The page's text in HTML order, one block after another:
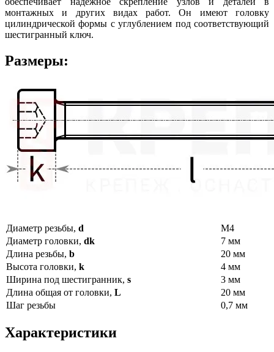
монтажных и других видах работ. Он имеют головку
цилиндрической формы с углублением под соответствующий
шестигранный ключ.
Размеры:
Диаметр резьбы, d
М4
Диаметр головки, dk
7 мм
Длина резьбы, b
20 мм
Высота головки, k
4 мм
Ширина под шестигранник, s
3 мм
Длина общая от головки, L
20 мм
Шаг резьбы
0,7 мм
Характеристики